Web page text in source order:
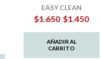
EASY CLEAN
$1.650 El
original
era:
$1.450El
AÑADIR AL
CARRITO